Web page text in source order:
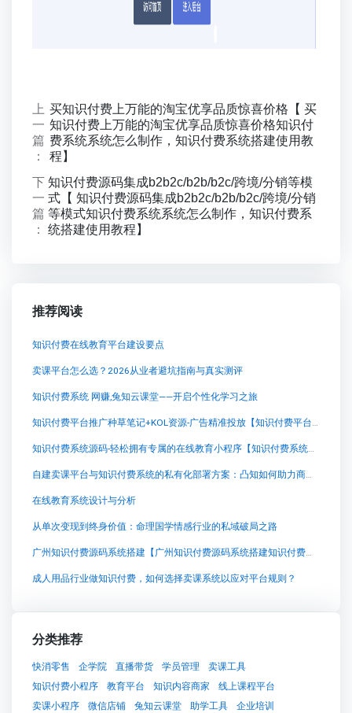
上
一
篇
：
买知识付费上万能的淘宝优享品质惊喜价格【 买
知识付费上万能的淘宝优享品质惊喜价格知识付
费系统系统怎么制作，知识付费系统搭建使用教
程】
下
一
篇
：
知识付费源码集成b2b2c/b2b/b2c/跨境/分销等模
式【 知识付费源码集成b2b2c/b2b/b2c/跨境/分销
等模式知识付费系统系统怎么制作，知识付费系
统搭建使用教程】
推荐阅读
知识付费在线教育平台建设要点
卖课平台怎么选？2026从业者避坑指南与真实测评
知识付费系统 网赚,兔知云课堂——开启个性化学习之旅
知识付费平台推广种草笔记+KOL资源-广告精准投放【知识付费平台推广种草笔记+KOL资源-广告精准投放知识付费系统系统怎么制作，知识付费系统搭建使用教程】
知识付费系统源码-轻松拥有专属的在线教育小程序【知识付费系统源码-轻松拥有专属的在线教育小程序知识付费系统系统怎么制作，知识付费系统搭建使用教程】
自建卖课平台与知识付费系统的私有化部署方案：凸知如何助力商家掌控核心资产
在线教育系统设计与分析
从单次变现到终身价值：命理国学情感行业的私域破局之路
广州知识付费源码系统搭建【广州知识付费源码系统搭建知识付费系统系统怎么制作，知识付费系统搭建使用教程】
成人用品行业做知识付费，如何选择卖课系统以应对平台规则？
分类推荐
快消零售 企学院 直播带货 学员管理
卖课工具
知识付费小程序
教育平台 知识内容商家
线上课程平台
卖课小程序
微信店铺 兔知云课堂 助学工具
企业培训